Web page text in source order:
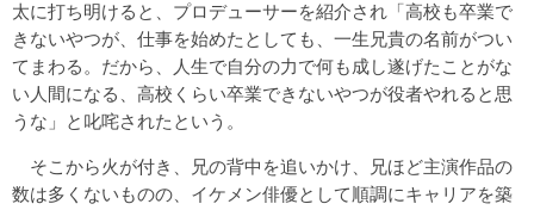
太に打ち明けると、プロデューサーを紹介され「高校も卒業で
きないやつが、仕事を始めたとしても、一生兄貴の名前がつい
てまわる。だから、人生で自分の力で何も成し遂げたことがな
い人間になる、高校くらい卒業できないやつが役者やれると思
うな」と叱咤されたという。
そこから火が付き、兄の背中を追いかけ、兄ほど主演作品の
数は多くないものの、イケメン俳優として順調にキャリアを築